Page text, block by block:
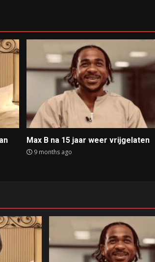
Max B na 15 jaar weer vrijgelaten
9 months ago